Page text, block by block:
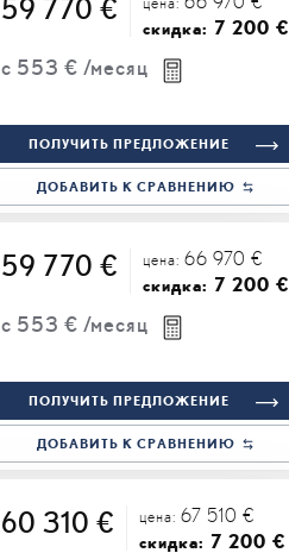
59 770 €
скидка: 7 200 €
с 553 € /месяц
ПОЛУЧИТЬ ПРЕДЛОЖЕНИЕ
ДОБАВИТЬ К СРАВНЕНИЮ
59 770 € цена: 66 970 €
скидка: 7 200 €
с 553 € /месяц
ПОЛУЧИТЬ ПРЕДЛОЖЕНИЕ
ДОБАВИТЬ К СРАВНЕНИЮ
60 310 € цена: 67 510 €
скидка: 7 200 €